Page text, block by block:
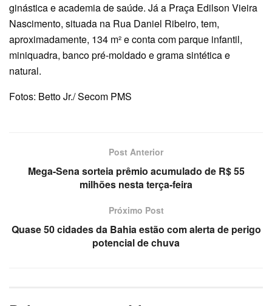
ginástica e academia de saúde. Já a Praça Edilson Vieira
Nascimento, situada na Rua Daniel Ribeiro, tem,
aproximadamente, 134 m² e conta com parque infantil,
miniquadra, banco pré-moldado e grama sintética e
natural.
Fotos: Betto Jr./ Secom PMS
Post Anterior
Mega-Sena sorteia prêmio acumulado de R$ 55
milhões nesta terça-feira
Próximo Post
Quase 50 cidades da Bahia estão com alerta de perigo
potencial de chuva